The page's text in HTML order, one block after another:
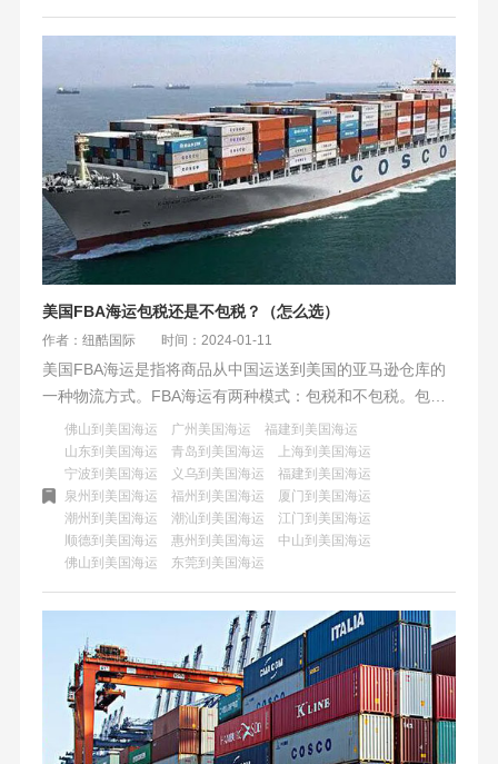
美国FBA海运包税还是不包税？（怎么选）
作者：纽酷国际 时间：2024-01-11
​美国FBA海运是指将商品从中国运送到美国的亚马逊仓库的
一种物流方式。FBA海运有两种模式：包税和不包税。包税
模式是指由物流公司代理清关，提前支付关税和其他费用，
不包税模式是指由卖家自己负责清关，根据实际情况缴纳关
税和其他费用。FBA海运选择包税还是不包税，需要根据自
己的商品类型、货量大小、关税多少和风险把控能力来综合
考虑。
佛山到美国海运 广州美国海运
福建到美国海运
山东到美国海运
青岛到美国海运
上海到美国海运
宁波到美国海运
义乌到美国海运
福建到美国海运
泉州到美国海运
福州到美国海运
厦门到美国海运
潮州到美国海运
潮汕到美国海运
江门到美国海运
顺德到美国海运
惠州到美国海运
中山到美国海运
佛山到美国海运
东莞到美国海运